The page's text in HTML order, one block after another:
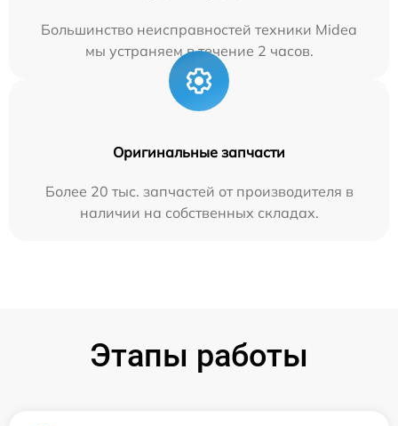
Большинство неисправностей техники Midea
мы устраняем в течение 2 часов.
Оригинальные запчасти
Более 20 тыс. запчастей от производителя в
наличии на собственных складах.
Этапы работы